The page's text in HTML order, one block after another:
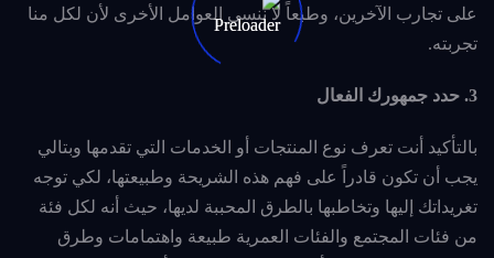
على تجارب الآخرين، وطبعاً لا ننسى العوامل الأخرى لأن لكل منا
تجربته.
3. حدد جمهورك الفعال
بالتأكيد أنت تعرف نوع المنتجات أو الخدمات التي تقدمها وبتالي
يجب أن تكون قادراً على فهم هذه الشريحة وطبيعتها، لكي توجه
تغريداتك إليها وتخاطبها بالطرق المحببة لديها، حيث أنه لكل فئة
من فئات المجتمع والفئات العمرية طبيعة واهتمامات وطرق